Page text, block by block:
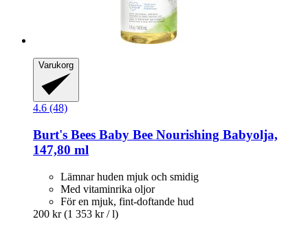
Varukorg
4.6 (48)
Burt's Bees Baby Bee Nourishing Babyolja,
147,80 ml
Lämnar huden mjuk och smidig
Med vitaminrika oljor
För en mjuk, fint-doftande hud
200 kr (1 353 kr / l)